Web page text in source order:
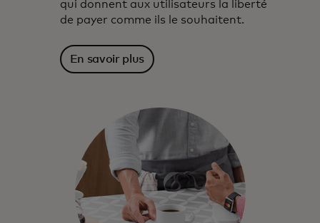
qui donnent aux utilisateurs la liberté
de payer comme ils le souhaitent.
En savoir plus